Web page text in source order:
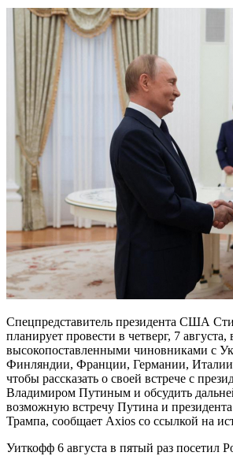
Спецпредставитель президента США
планирует провести в четверг, 7
высокопоставленными чиновниками с
Финляндии, Франции, Германии,
чтобы рассказать о своей встрече с
Владимиром Путиным и обсудить
возможную встречу Путина и
Трампа, сообщает Axios со ссылкой на
Уиткофф 6 августа в пятый раз посетил